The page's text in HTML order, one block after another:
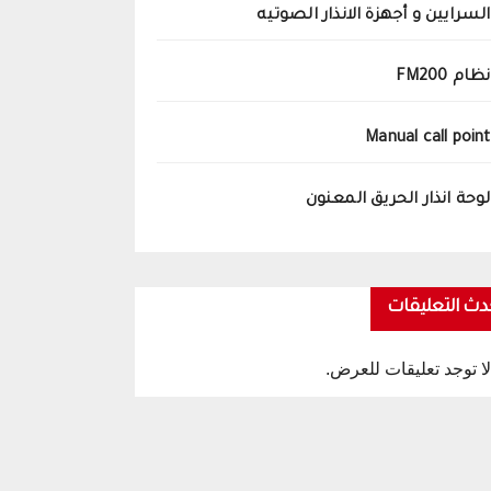
السرايين و أجهزة الانذار الصوتيه
نظام FM200
Manual call point
لوحة انذار الحريق المعنون
التعليقات
لا توجد تعليقات للعرض.